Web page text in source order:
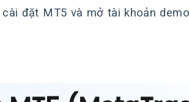
đặt MT5 và mở tài khoản